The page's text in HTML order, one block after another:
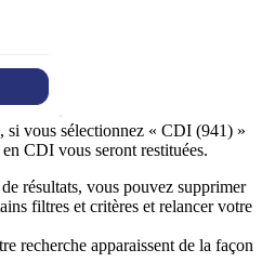
si vous sélectionnez « CDI (941) »
CDI vous seront restituées.
résultats, vous pouvez supprimer
filtres et critères et relancer votre
recherche apparaissent de la façon